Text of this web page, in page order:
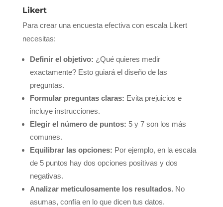
Likert
Para crear una encuesta efectiva con escala Likert
necesitas:
Definir el objetivo: ¿Qué quieres medir
exactamente? Esto guiará el diseño de las
preguntas.
Formular preguntas claras: Evita prejuicios e
incluye instrucciones.
Elegir el número de puntos: 5 y 7 son los más
comunes.
Equilibrar las opciones: Por ejemplo, en la escala
de 5 puntos hay dos opciones positivas y dos
negativas.
Analizar meticulosamente los resultados. No
asumas, confía en lo que dicen tus datos.